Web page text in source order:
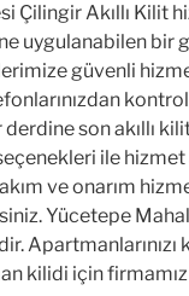
Çilingir Akıllı Kilit
uygulanabilen bir
güvenli
son akıllı
ile hizmet
ve onarım
Yücetepe
kilidi için